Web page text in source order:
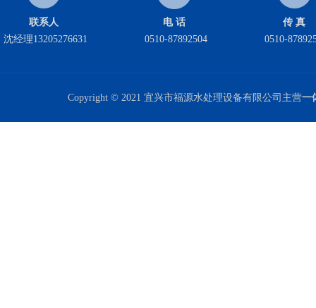
联系人
沈经理13205276631
电 话
0510-87892504
传 真
0510-
Copyright © 2021 宜兴市福源水处理设备有限公司主营一